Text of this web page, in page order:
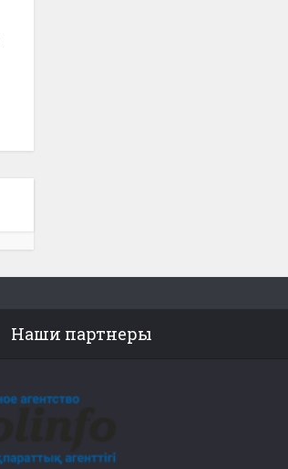
Наши партнеры